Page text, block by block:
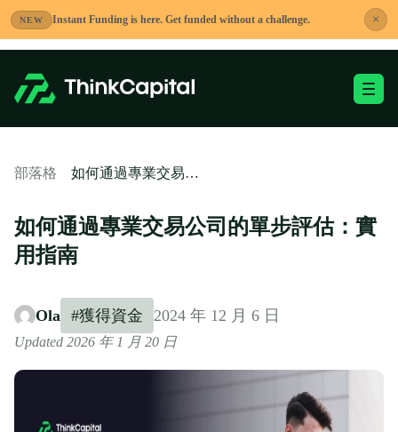
NEW Instant Funding is here. Get funded without a challenge. ×
到
內
切換移動端選單
部落格 如何通過專業交易公司的單步評估：實用指南
如何通過專業交易公司的單步評估：實
用指南
Ola #獲得資金 2024 年 12 月 6 日
Updated 2026 年 1 月 20 日